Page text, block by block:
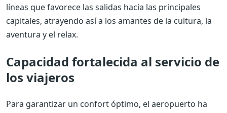
líneas que favorece las salidas hacia las principales
capitales, atrayendo así a los amantes de la cultura, la
aventura y el relax.
Capacidad fortalecida al servicio de
los viajeros
Para garantizar un confort óptimo, el aeropuerto ha